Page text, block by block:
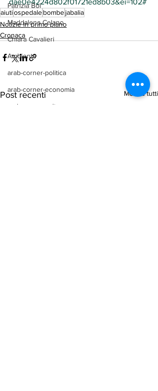
Patrizia Boi
Maddalena Celano
Chiara Cavalieri
Ambiente
arab-corner-politica
arab-corner-economia
arab-corner-cultura
dae0e4224d802f01721ed8b03&ei=102#
aiutiospedalebombejabalia
Notizie in primo piano
Cronaca
Post recenti Mostra tutti